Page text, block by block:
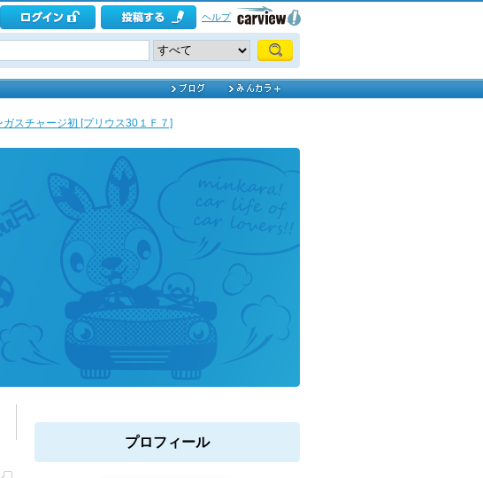
ヘルプ
ガスチャージ初 [プリウス30１Ｆ７]
プロフィール